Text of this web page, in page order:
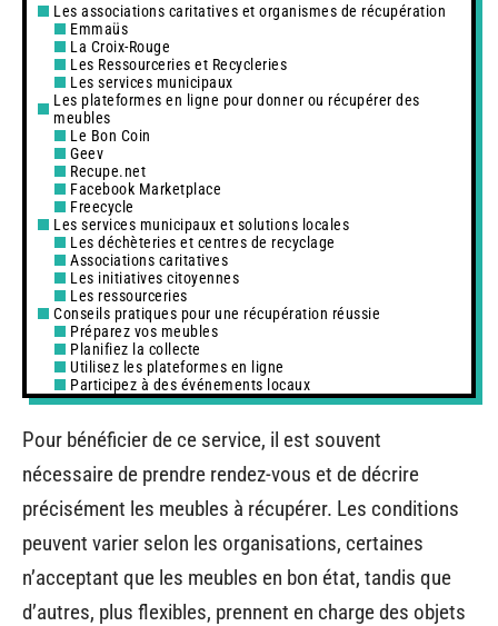
Les associations caritatives et organismes de récupération
Emmaüs
La Croix-Rouge
Les Ressourceries et Recycleries
Les services municipaux
Les plateformes en ligne pour donner ou récupérer des
meubles
Le Bon Coin
Geev
Recupe.net
Facebook Marketplace
Freecycle
Les services municipaux et solutions locales
Les déchèteries et centres de recyclage
Associations caritatives
Les initiatives citoyennes
Les ressourceries
Conseils pratiques pour une récupération réussie
Préparez vos meubles
Planifiez la collecte
Utilisez les plateformes en ligne
Participez à des événements locaux
Pour bénéficier de ce service, il est souvent
nécessaire de prendre rendez-vous et de décrire
précisément les meubles à récupérer. Les conditions
peuvent varier selon les organisations, certaines
n’acceptant que les meubles en bon état, tandis que
d’autres, plus flexibles, prennent en charge des objets